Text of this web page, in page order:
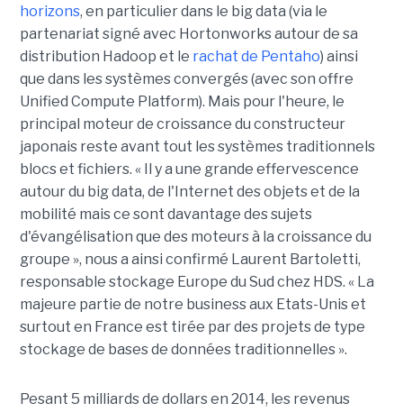
horizons, en particulier dans le big data (via le
partenariat signé avec Hortonworks autour de sa
distribution Hadoop et le rachat de Pentaho) ainsi
que dans les systèmes convergés (avec son offre
Unified Compute Platform). Mais pour l'heure, le
principal moteur de croissance du constructeur
japonais reste avant tout les systèmes traditionnels
blocs et fichiers. « Il y a une grande effervescence
autour du big data, de l'Internet des objets et de la
mobilité mais ce sont davantage des sujets
d'évangélisation que des moteurs à la croissance du
groupe », nous a ainsi confirmé Laurent Bartoletti,
responsable stockage Europe du Sud chez HDS. « La
majeure partie de notre business aux Etats-Unis et
surtout en France est tirée par des projets de type
stockage de bases de données traditionnelles ».
Pesant 5 milliards de dollars en 2014, les revenus